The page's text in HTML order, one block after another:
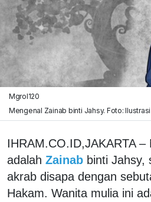
Mgrol120
Mengenal Zainab binti Jahsy. Foto:
IHRAM.CO.ID,JAKARTA –
adalah Zainab binti Jahsy,
akrab disapa dengan
Hakam. Wanita mulia ini